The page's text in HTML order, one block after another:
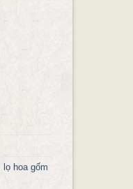
lọ hoa gốm